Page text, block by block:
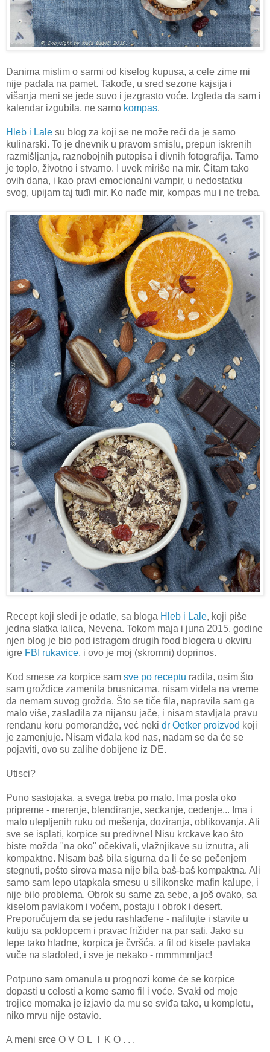
Danima mislim o sarmi od kiselog kupusa, a cele zime mi
nije padala na pamet. Takođe, u sred sezone kajsija i
višanja meni se jede suvo i jezgrasto voće. Izgleda da sam i
kalendar izgubila, ne samo kompas.
Hleb i Lale su blog za koji se ne može reći da je samo
kulinarski. To je dnevnik u pravom smislu, prepun iskrenih
razmišljanja, raznobojnih putopisa i divnih fotografija. Tamo
je toplo, životno i stvarno. I uvek miriše na mir. Čitam tako
ovih dana, i kao pravi emocionalni vampir, u nedostatku
svog, upijam taj tuđi mir. Ko nađe mir, kompas mu i ne treba.
Recept koji sledi je odatle, sa bloga Hleb i Lale, koji piše
jedna slatka lalica, Nevena. Tokom maja i juna 2015. godine
njen blog je bio pod istragom drugih food blogera u okviru
igre FBI rukavice, i ovo je moj (skromni) doprinos.
Kod smese za korpice sam sve po receptu radila, osim što
sam grožđice zamenila brusnicama, nisam videla na vreme
da nemam suvog grožđa. Što se tiče fila, napravila sam ga
malo više, zasladila za nijansu jače, i nisam stavljala pravu
rendanu koru pomorandže, već neki dr Oetker proizvod koji
je zamenjuje. Nisam viđala kod nas, nadam se da će se
pojaviti, ovo su zalihe dobijene iz DE.
Utisci?
Puno sastojaka, a svega treba po malo. Ima posla oko
pripreme - merenje, blendiranje, seckanje, ceđenje... Ima i
malo ulepljenih ruku od mešenja, doziranja, oblikovanja. Ali
sve se isplati, korpice su predivne! Nisu krckave kao što
biste možda "na oko" očekivali, vlažnjikave su iznutra, ali
kompaktne. Nisam baš bila sigurna da li će se pečenjem
stegnuti, pošto sirova masa nije bila baš-baš kompaktna. Ali
samo sam lepo utapkala smesu u silikonske mafin kalupe, i
nije bilo problema. Obrok su same za sebe, a još ovako, sa
kiselom pavlakom i voćem, postaju i obrok i desert.
Preporučujem da se jedu rashlađene - nafilujte i stavite u
kutiju sa poklopcem i pravac frižider na par sati. Jako su
lepe tako hladne, korpica je čvršća, a fil od kisele pavlaka
vuče na sladoled, i sve je nekako - mmmmmljac!
Potpuno sam omanula u prognozi kome će se korpice
dopasti u celosti a kome samo fil i voće. Svaki od moje
trojice momaka je izjavio da mu se sviđa tako, u kompletu,
niko mrvu nije ostavio.
A meni srce O V O L I K O . . .